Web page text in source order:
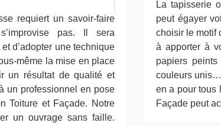
requiert un savoir-faire
pas. Il sera
d’adopter une technique
même la mise en place
un résultat de qualité et
un professionnel en pose
Toiture et Façade. Notre
un ouvrage sans faille.
La tapisserie
peut égayer
choisir le motif
à apporter à
papiers
couleurs
en a pour tous
Façade peut